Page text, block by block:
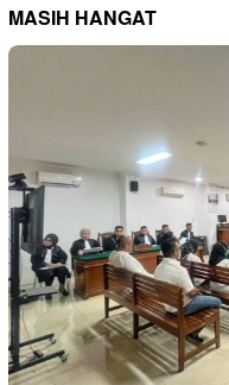
MASIH HANGAT